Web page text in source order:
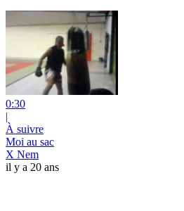
0:30
|
À suivre
Moi au sac
X Nem
il y a 20 ans